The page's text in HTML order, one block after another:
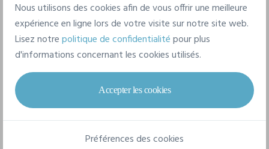
Caractéristiques
Marque
Wk. Designed To Work
Nous utilisons des cookies afin de vous offrir une meilleure
expérience en ligne lors de votre visite sur notre site web.
Lisez notrepolitique de confidentialitépour plus
d'informations concernant les cookies utilisés.
Accepter les cookies
Préférences des cookies